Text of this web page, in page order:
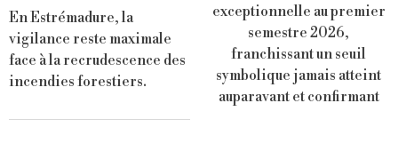
En Estrémadure, la
vigilance reste maximale
face à la recrudescence des
incendies forestiers.
exceptionnelle au premier
semestre 2026,
franchissant un seuil
symbolique jamais atteint
auparavant et confirmant